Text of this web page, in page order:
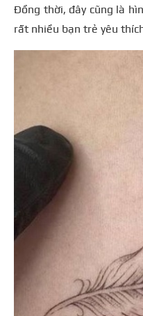
Đồng thời, đây cũng là
rất nhiều bạn trẻ yêu